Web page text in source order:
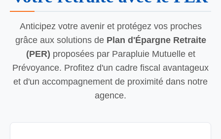
Anticipez votre avenir et protégez vos proches
grâce aux solutions de Plan d'Épargne Retraite
(PER) proposées par Parapluie Mutuelle et
Prévoyance. Profitez d'un cadre fiscal avantageux
et d'un accompagnement de proximité dans notre
agence.